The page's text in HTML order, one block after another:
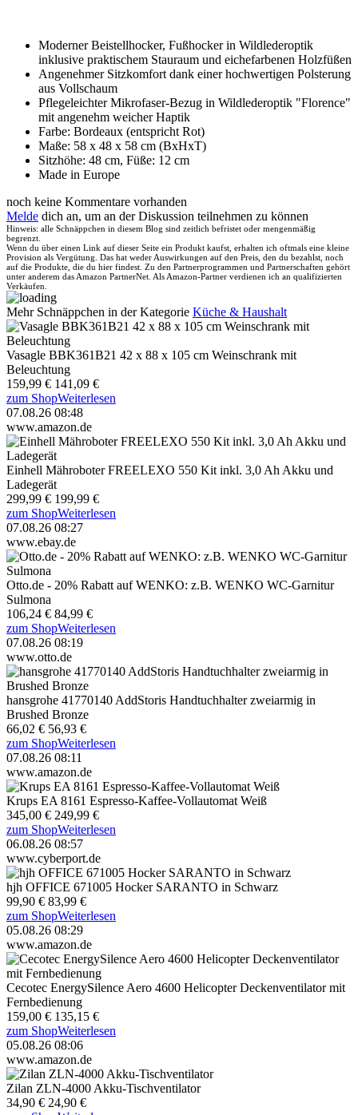
Moderner Beistellhocker, Fußhocker in Wildlederoptik
inklusive praktischem Stauraum und eichefarbenen Holzfüßen
Angenehmer Sitzkomfort dank einer hochwertigen Polsterung
aus Vollschaum
Pflegeleichter Mikrofaser-Bezug in Wildlederoptik "Florence"
mit angenehm weicher Haptik
Farbe: Bordeaux (entspricht Rot)
Maße: 58 x 48 x 58 cm (BxHxT)
Sitzhöhe: 48 cm, Füße: 12 cm
Made in Europe
noch keine Kommentare vorhanden
Melde dich an, um an der Diskussion teilnehmen zu können
Hinweis: alle Schnäppchen in diesem Blog sind zeitlich befristet oder mengenmäßig
begrenzt.
Wenn du über einen Link auf dieser Seite ein Produkt kaufst, erhalten ich oftmals eine kleine
Provision als Vergütung. Das hat weder Auswirkungen auf den Preis, den du bezahlst, noch
auf die Produkte, die du hier findest. Zu den Partnerprogrammen und Partnerschaften gehört
unter anderem das Amazon PartnerNet. Als Amazon-Partner verdienen ich an qualifizierten
Verkäufen.
Mehr Schnäppchen in der Kategorie Küche & Haushalt
Vasagle BBK361B21 42 x 88 x 105 cm Weinschrank mit
Beleuchtung
159,99 € 141,09 €
zum ShopWeiterlesen
07.08.26 08:48
www.amazon.de
Einhell Mähroboter FREELEXO 550 Kit inkl. 3,0 Ah Akku und
Ladegerät
299,99 € 199,99 €
zum ShopWeiterlesen
07.08.26 08:27
www.ebay.de
Otto.de - 20% Rabatt auf WENKO: z.B. WENKO WC-Garnitur
Sulmona
106,24 € 84,99 €
zum ShopWeiterlesen
07.08.26 08:19
www.otto.de
hansgrohe 41770140 AddStoris Handtuchhalter zweiarmig in
Brushed Bronze
66,02 € 56,93 €
zum ShopWeiterlesen
07.08.26 08:11
www.amazon.de
Krups EA 8161 Espresso-Kaffee-Vollautomat Weiß
345,00 € 249,99 €
zum ShopWeiterlesen
06.08.26 08:57
www.cyberport.de
hjh OFFICE 671005 Hocker SARANTO in Schwarz
99,90 € 83,99 €
zum ShopWeiterlesen
05.08.26 08:29
www.amazon.de
Cecotec EnergySilence Aero 4600 Helicopter Deckenventilator mit
Fernbedienung
159,00 € 135,15 €
zum ShopWeiterlesen
05.08.26 08:06
www.amazon.de
Zilan ZLN-4000 Akku-Tischventilator
34,90 € 24,90 €